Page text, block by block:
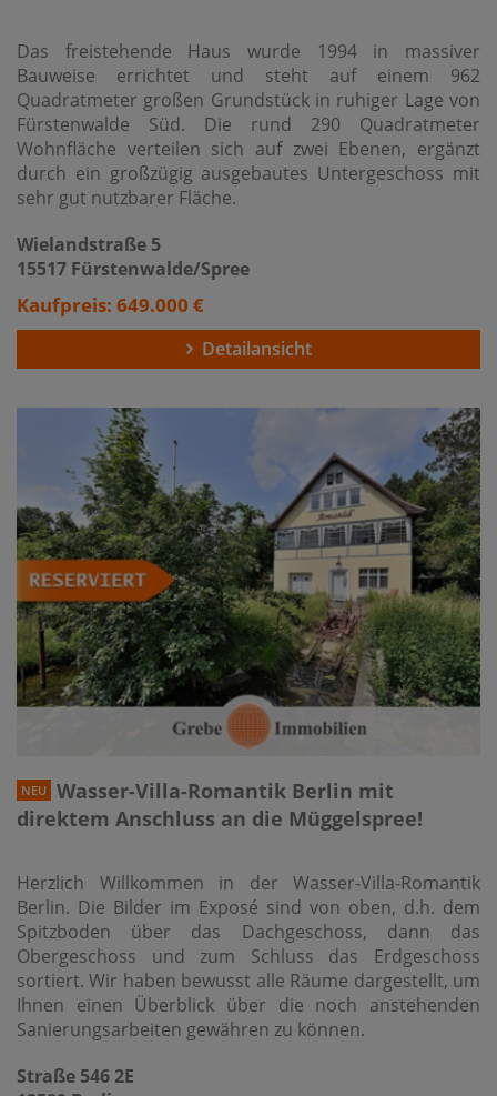
Das freistehende Haus wurde 1994 in massiver
Bauweise errichtet und steht auf einem 962
Quadratmeter großen Grundstück in ruhiger Lage von
Fürstenwalde Süd. Die rund 290 Quadratmeter
Wohnfläche verteilen sich auf zwei Ebenen, ergänzt
durch ein großzügig ausgebautes Untergeschoss mit
sehr gut nutzbarer Fläche.
Wielandstraße 5
15517 Fürstenwalde/Spree
Kaufpreis: 649.000 €
Detailansicht
NEU
Wasser-Villa-Romantik Berlin mit
direktem Anschluss an die Müggelspree!
Herzlich Willkommen in der Wasser-Villa-Romantik
Berlin. Die Bilder im Exposé sind von oben, d.h. dem
Spitzboden über das Dachgeschoss, dann das
Obergeschoss und zum Schluss das Erdgeschoss
sortiert. Wir haben bewusst alle Räume dargestellt, um
Ihnen einen Überblick über die noch anstehenden
Sanierungsarbeiten gewähren zu können.
Straße 546 2E